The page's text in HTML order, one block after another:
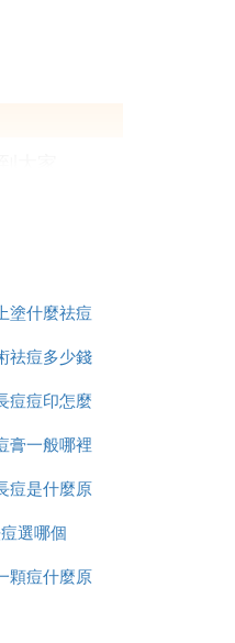
家。
品和空氣
痘。在痘
的的喝水
塗什麼祛痘
印祛痘多少錢
次
痘痘印怎麼
辦膏一般哪裡
賣
痘是什麼原
因選哪個
顆痘什麼原